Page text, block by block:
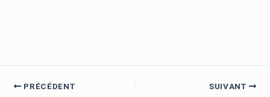
PRÉCÉDENT SUIVANT